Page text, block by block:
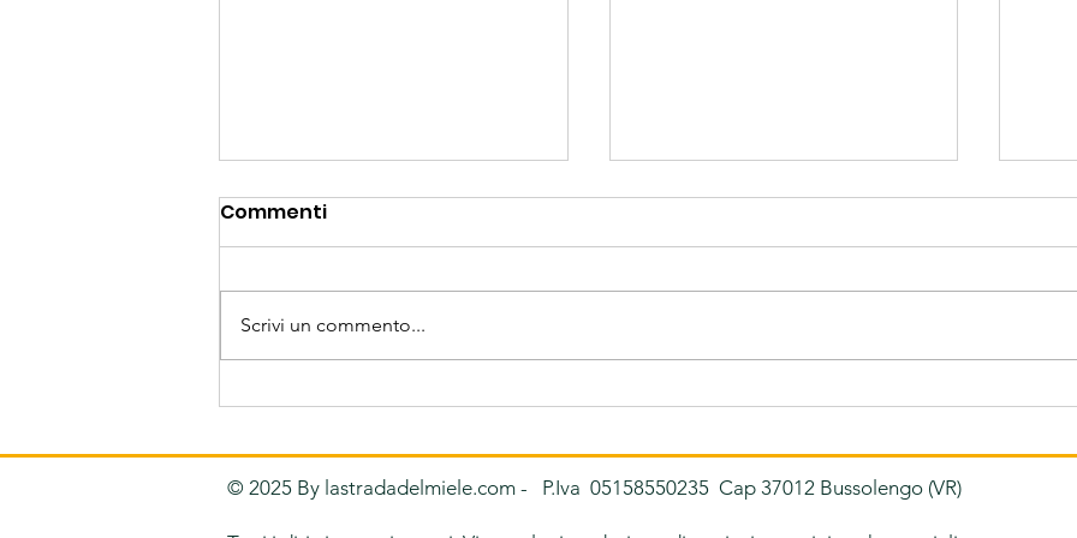
Nasce il progetto più
dedicato ai migliori
Apicoltori italiani e le loro
eccellenze.
Commenti
Scrivi un commento...
© 2025 By lastradadelmiele.com - P.Iva 05158550235 Cap 37012 Bussolengo (VR)